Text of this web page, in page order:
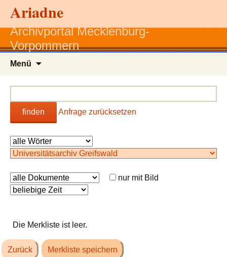
Ariadne
Archivportal Mecklenburg-
Vorpommern
Menü
finden Anfrage zurücksetzen
nur mit Bild
Die Merkliste ist leer.
Zurück Merkliste speichern